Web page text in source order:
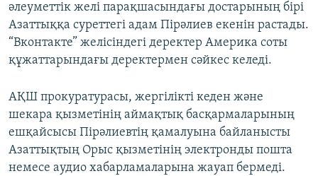
әлеуметтік желі парақшасындағы достарының бірі
Азаттыққа суреттегі адам Пірәлиев екенін растады.
“Вконтакте” желісіндегі деректер Америка соты
құжаттарындағы деректермен сәйкес келеді.
АҚШ прокуратурасы, жергілікті кеден және
шекара қызметінің аймақтық басқармаларының
ешқайсысы Пірәлиевтің қамалуына байланысты
Азаттықтың Орыс қызметінің электронды пошта
немесе аудио хабарламаларына жауап бермеді.